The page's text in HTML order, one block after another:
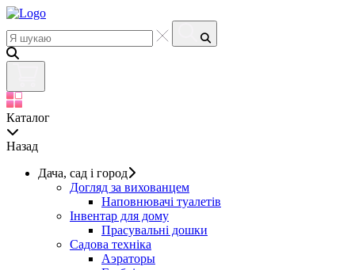
Каталог
Назад
Дача, сад і город
Догляд за вихованцем
Наповнювачі туалетів
Інвентар для дому
Прасувальні дошки
Садова техніка
Аэраторы